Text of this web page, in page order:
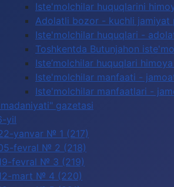
Iste'molchilar huquqlarini
Adolatli bozor - kuchli jamiyat
Iste'molchilar huquqlari -
Toshkentda Butunjahon
Iste’molchilar huquqlari
Iste'molchilar manfaati -
Iste'molchilar manfaatlari -
madaniyati" gazetasi
yil
yanvar № 1 (217)
fevral № 2 (218)
fevral № 3 (219)
mart № 4 (220)